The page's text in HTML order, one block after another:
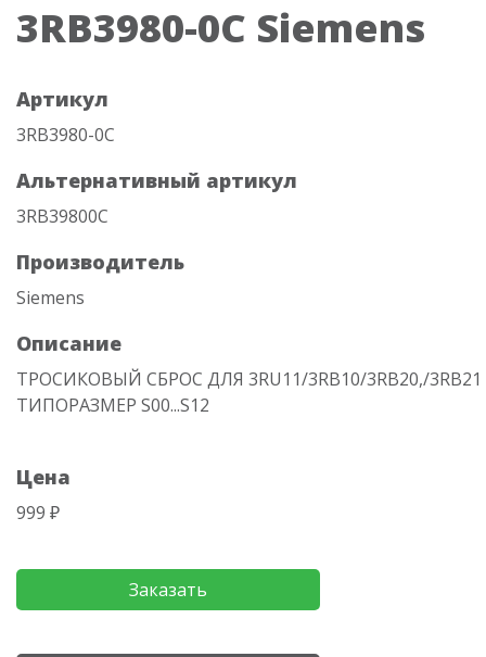
3RB3980-0C Siemens
Артикул
3RB3980-0C
Альтернативный артикул
3RB39800C
Производитель
Siemens
Описание
ТРОСИКОВЫЙ СБРОС ДЛЯ 3RU11/3RB10/3RB20,/3RB21
ТИПОРАЗМЕР S00...S12
Цена
999 ₽
Заказать